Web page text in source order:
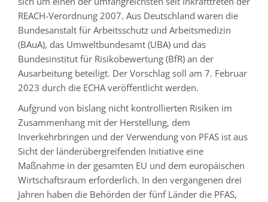
REACH-Verordnung 2007. Aus Deutschland waren die
Bundesanstalt für Arbeitsschutz und Arbeitsmedizin
(BAuA), das Umweltbundesamt (UBA) und das
Bundesinstitut für Risikobewertung (BfR) an der
Ausarbeitung beteiligt. Der Vorschlag soll am 7. Februar
2023 durch die ECHA veröffentlicht werden.
Aufgrund von bislang nicht kontrollierten Risiken im
Zusammenhang mit der Herstellung, dem
Inverkehrbringen und der Verwendung von PFAS ist aus
Sicht der länderübergreifenden Initiative eine
Maßnahme in der gesamten EU und dem europäischen
Wirtschaftsraum erforderlich. In den vergangenen drei
Jahren haben die Behörden der fünf Länder die PFAS,